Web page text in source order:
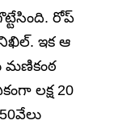
రోప్
ఇక ఆ
మణికంఠ
లక్ష 20